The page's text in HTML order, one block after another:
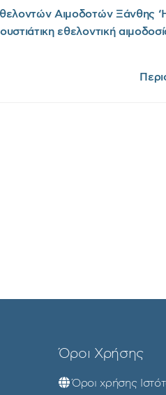
Αιμοδοτών Ξάνθης
εθελοντική
Όροι Χρήσης
Όροι χρήσης